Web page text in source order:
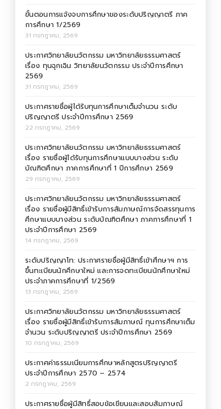
ขั้นตอนการแจ้งจบการศึกษาของระดับปริญญาตรี ภาค
การศึกษา 1/2569
31 กรกฎาคม, 2569
ประกาศวิทยาลัยนวัตกรรม มหาวิทยาลัยธรรมศาสตร์
เรื่อง ทุนฉุกเฉิน วิทยาลัยนวัตกรรม ประจำปีการศึกษา
2569
31 กรกฎาคม, 2569
ประกาศรายชื่อผู้ได้รับทุนการศึกษาเต็มจำนวน ระดับ
ปริญญาตรี ประจำปีการศึกษา 2569
22 กรกฎาคม, 2569
ประกาศวิทยาลัยนวัตกรรม มหาวิทยาลัยธรรมศาสตร์
เรื่อง รายชื่อผู้ได้รับทุนการศึกษาแบบบางส่วน ระดับ
บัณฑิตศึกษา ภาคการศึกษาที่ 1 ปีการศึกษา 2569
29 กรกฎาคม, 2569
ประกาศวิทยาลัยนวัตกรรม มหาวิทยาลัยธรรมศาสตร์
เรื่อง รายชื่อผู้มีสิทธิ์เข้ารับการสัมภาษณ์การจัดสรรทุนการ
ศึกษาแบบบางส่วน ระดับบัณฑิตศึกษา ภาคการศึกษาที่ 1
ประจำปีการศึกษา 2569
14 กรกฎาคม, 2569
ระดับปริญญาโท: ประกาศรายชื่อผู้มีสิทธิ์เข้าศึกษาฯ การ
ขึ้นทะเบียนนักศึกษาใหม่ และการจดทะเบียนนักศึกษาใหม่
ประจำภาคการศึกษาที่ 1/2569
13 กรกฎาคม, 2569
ประกาศวิทยาลัยนวัตกรรม มหาวิทยาลัยธรรมศาสตร์
เรื่อง รายชื่อผู้มีสิทธิ์เข้ารับการสัมภาษณ์ ทุนการศึกษาเต็ม
จำนวน ระดับปริญญาตรี ประจำปีการศึกษา 2569
10 กรกฎาคม, 2569
ประกาศค่าธรรมเนียมการศึกษาหลักสูตรปริญญาตรี
ประจำปีการศึกษา 2570 – 2574
2 กรกฎาคม, 2569
ประกาศรายชื่อผู้มีสิทธิ์สอบข้อเขียนและสอบสัมภาษณ์